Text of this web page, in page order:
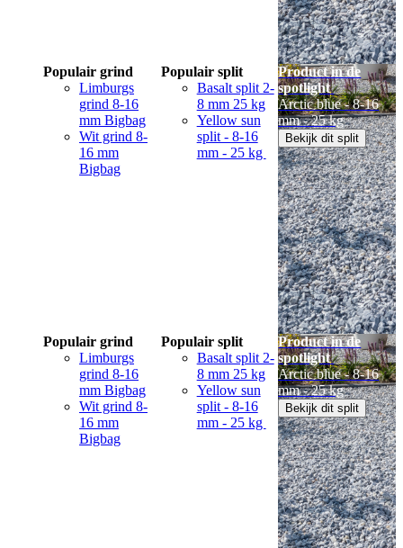
Populair grind
Limburgs
grind 8-16
mm Bigbag
Wit grind 8-
16 mm
Bigbag
Populair split
Basalt split 2-
8 mm 25 kg
Yellow sun
split - 8-16
mm - 25 kg
Product in de
spotlight
Arctic blue - 8-16
mm - 25 kg
Bekijk dit split
Populair grind
Limburgs
grind 8-16
mm Bigbag
Wit grind 8-
16 mm
Bigbag
Populair split
Basalt split 2-
8 mm 25 kg
Yellow sun
split - 8-16
mm - 25 kg
Product in de
spotlight
Arctic blue - 8-16
mm - 25 kg
Bekijk dit split